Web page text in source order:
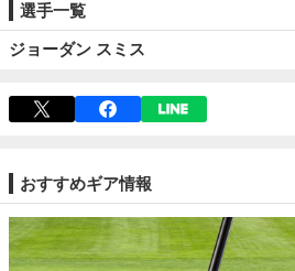
選手一覧
ジョーダン スミス
おすすめギア情報